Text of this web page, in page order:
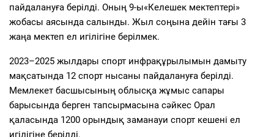
пайдалануға берілді. Оның 9-ы«Келешек мектептері»
жобасы аясында салынды. Жыл соңына дейін тағы 3
жаңа мектеп ел игілігіне берілмек.
2023–2025 жылдары спорт инфрақұрылымын дамыту
мақсатында 12 спорт нысаны пайдалануға берілді.
Мемлекет басшысының облысқа жұмыс сапары
барысында берген тапсырмасына сәйкес Орал
қаласында 1200 орындық заманауи спорт кешені ел
игілігіне берілді.